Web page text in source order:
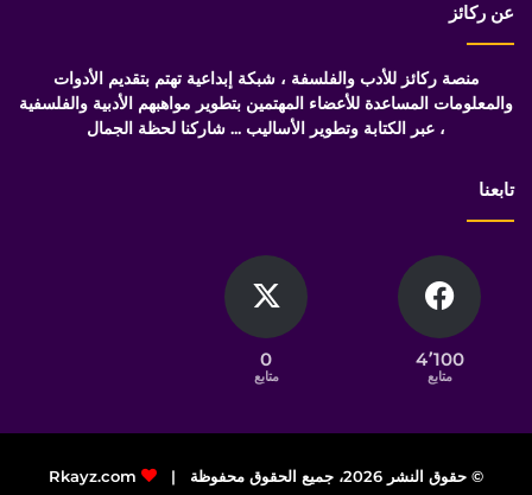
عن ركائز
منصة ركائز للأدب والفلسفة ، شبكة إبداعية تهتم بتقديم الأدوات
والمعلومات المساعدة للأعضاء المهتمين بتطوير مواهبهم الأدبية والفلسفية
، عبر الكتابة وتطوير الأساليب ... شاركنا لحظة الجمال
تابعنا
4٬100
متابع
0
متابع
© حقوق النشر 2026، جميع الحقوق محفوظة |
Rkayz.com